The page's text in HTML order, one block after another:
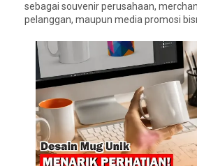
sebagai souvenir perusahaan,
pelanggan, maupun media promosi